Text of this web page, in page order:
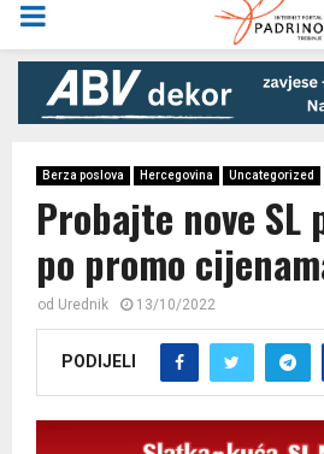
PRIMARY
MENU
Berza poslova Hercegovina Uncategorized
Probajte nove SL
po promo
od Urednik 13/10/2022
PODIJELI